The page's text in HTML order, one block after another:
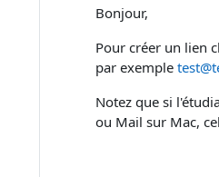
Bonjour,
Pour créer un lien
par exemple
Notez que si
ou Mail sur Mac,